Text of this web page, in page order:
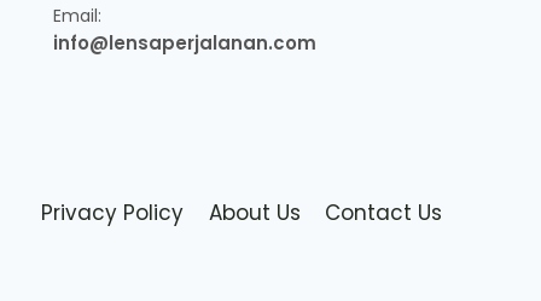
Email:
info@lensaperjalanan.com
Privacy Policy About Us Contact Us